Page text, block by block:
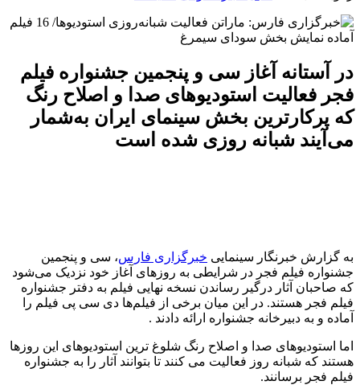
در آستانه آغاز سی و پنجمین جشنواره فیلم
فجر فعالیت استودیوهای صدا و اصلاح رنگ
که پرکارترین بخش سینمای ایران به‌شمار
می‌آیند شبانه ‌روزی شده است
به گزارش خبرنگار سینمایی خبرگزاری فارس، سی و پنجمین
جشنواره فیلم فجر در شرایطی به روزهای آغاز خود نزدیک می‌شود
که صاحبان آثار درگیر رساندن نسخه نهایی فیلم به دفتر جشنواره
فیلم فجر هستند. در این میان برخی از فیلم‌ها دی سی پی فیلم را
آماده و به دبیرخانه جشنواره ارائه دادند .
اما استودیوهای صدا و اصلاح رنگ شلوغ ترین استودیوهای این روزها
هستند که شبانه روز فعالیت‌ می کنند تا بتوانند آثار را به جشنواره
فیلم فجر برسانند.